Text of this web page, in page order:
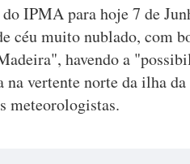
IPMA para hoje 7 de
céu muito nublado, com
havendo a
na vertente norte da ilha
meteorologistas.